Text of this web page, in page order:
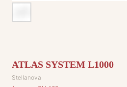
ATLAS SYSTEM L1000
Stellanova